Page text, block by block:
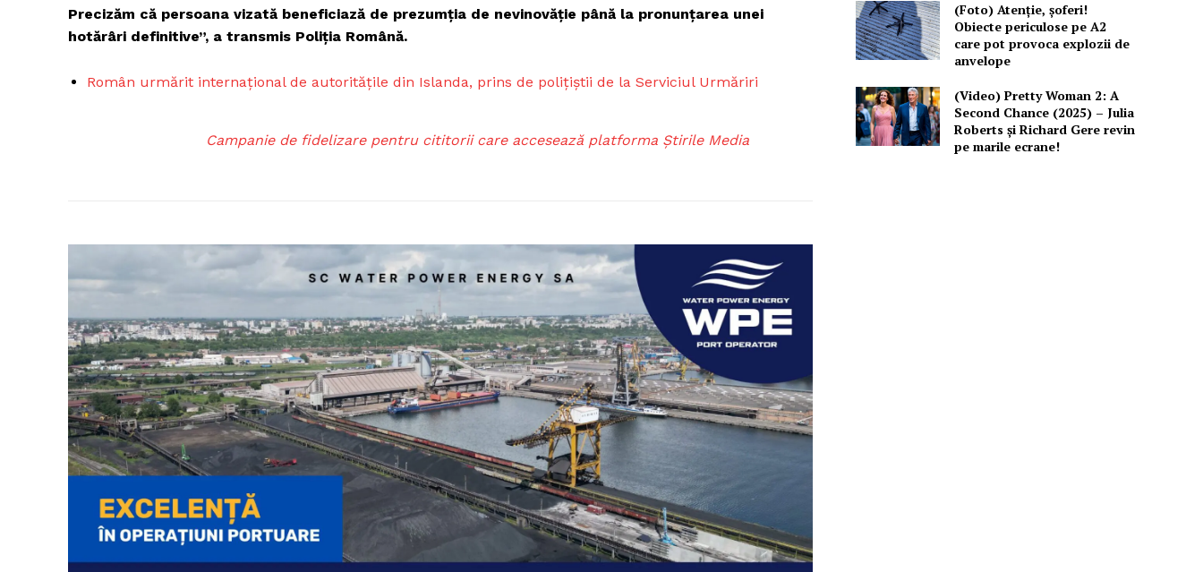
Pentru și mai mult
StirileMedia.ro
Contactați-ne
Publicitate
Precizăm că persoana vizată beneficiază de prezumția de nevinovăție până la pronunțarea unei
hotărâri definitive”, a transmis Poliția Română.
Român urmărit internațional de autoritățile din Islanda, prins de polițiștii de la Serviciul Urmăriri
Campanie de fidelizare pentru cititorii care accesează platforma Știrile Media
(Foto) Atenție, șoferi!
Obiecte periculose pe A2
care pot provoca explozii de
anvelope
(Video) Pretty Woman 2: A
Second Chance (2025) – Julia
Roberts și Richard Gere revin
pe marile ecrane!